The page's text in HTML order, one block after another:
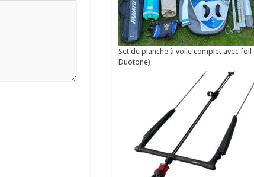
Set de planche à voile complet avec foil
Duotone)